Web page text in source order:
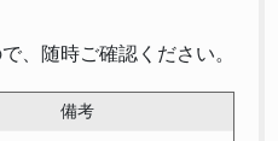
、随時ご確認ください。
備考